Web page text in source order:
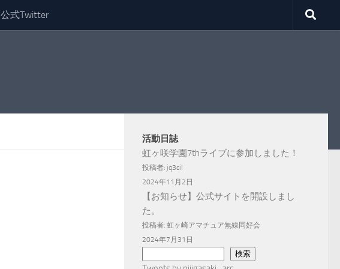
公式Twitter
活動日誌
虹ヶ咲学園7thライブに参加しました！
投稿者: jq3cil
2024年11月2日
【お知らせ】公式サイトを開設しまし
た。
投稿者: 虹ヶ崎アマチュア無線同好会
2024年7月31日
検索